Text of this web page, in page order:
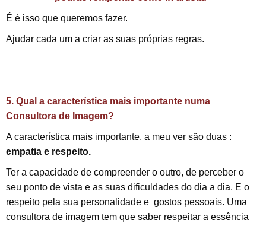
É é isso que queremos fazer.
Ajudar cada um a criar as suas próprias regras.
5. Qual a característica mais importante numa
Consultora de Imagem?
A característica mais importante, a meu ver são duas :
empatia e respeito.
Ter a capacidade de compreender o outro, de perceber o
seu ponto de vista e as suas dificuldades do dia a dia. E o
respeito pela sua personalidade e gostos pessoais. Uma
consultora de imagem tem que saber respeitar a essência